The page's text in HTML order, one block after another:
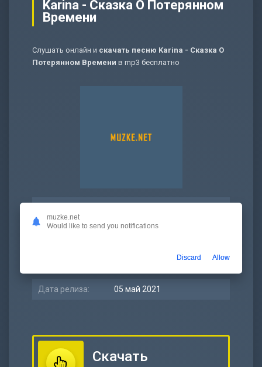
Karina - Сказка О Потерянном
Времени
Слушать онлайн и скачать песню Karina - Сказка О
Потерянном Времени в mp3 бесплатно
Битрейт: 320 kbps
Дата релиза: 05 май 2021
Скачать
muzke.net
Would like to send you notifications
Discard Allow